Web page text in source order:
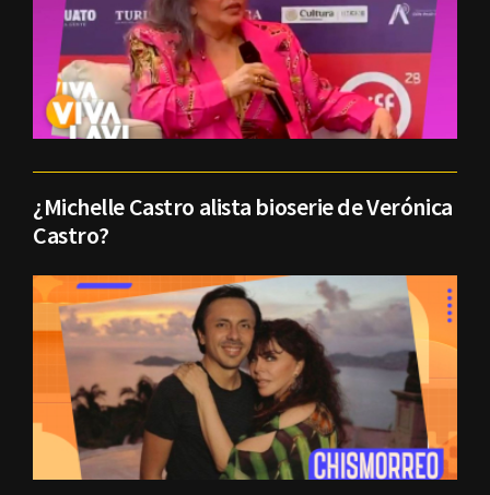
¿Michelle Castro alista bioserie de Verónica
Castro?